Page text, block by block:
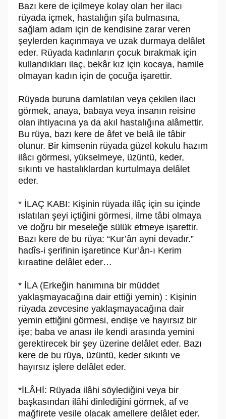
Bazı kere de içilmeye kolay olan her ilacı
rüyada içmek, hastalığın şifa bulmasına,
sağlam adam için de kendisine zarar veren
şeylerden kaçınmaya ve uzak durmaya delâlet
eder. Rüyada kadınların çocuk bırakmak için
kullandıkları ilaç, bekâr kız için kocaya, hamile
olmayan kadın için de çocuğa işarettir.
Rüyada buruna damlatılan veya çekilen ilacı
görmek, anaya, babaya veya insanın reisine
olan ihtiyacına ya da akıl hastalığına alâmettir.
Bu rüya, bazı kere de âfet ve belâ ile tâbir
olunur. Bir kimsenin rüyada güzel kokulu hazım
ilâcı görmesi, yükselmeye, üzüntü, keder,
sıkıntı ve hastalıklardan kurtulmaya delâlet
eder.
* İLAÇ KABI: Kişinin rüyada ilâç için su içinde
ıslatılan şeyi içtiğini görmesi, ilme tâbi olmaya
ve doğru bir meseleğe sülük etmeye işarettir.
Bazı kere de bu rüya: “Kur’ân ayni devadır.”
hadîs-i şerifinin işaretince Kur’ân-ı Kerim
kıraatine delâlet eder…
* İLA (Erkeğin hanımına bir müddet
yaklaşmayacağına dair ettiği yemin) : Kişinin
rüyada zevcesine yaklaşmayacağına dair
yemin ettiğini görmesi, endişe ve hayırsız bir
işe; baba ve anası ile kendi arasında yemini
gerektirecek bir şey üzerine delâlet eder. Bazı
kere de bu rüya, üzüntü, keder sıkıntı ve
hayırsız işlere delâlet eder.
*İLÂHİ: Rüyada ilâhi söylediğini veya bir
başkasından ilâhi dinlediğini görmek, af ve
mağfirete vesile olacak amellere delâlet eder.